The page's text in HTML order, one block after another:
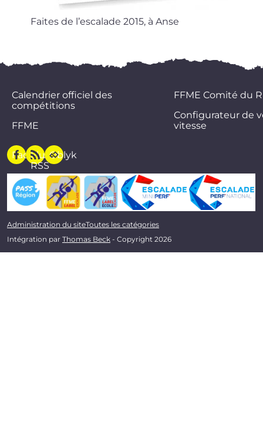
Faites de l’es­ca­lade 2015, à Anse
Calendrier officiel des
compétitions
FFME
FFME Comité du
Configurateur de
vitesse
Facebook
Flux
RSS
Oblyk
Administration du siteToutes les catégories
Intégration par Thomas Beck - Copyright 2026